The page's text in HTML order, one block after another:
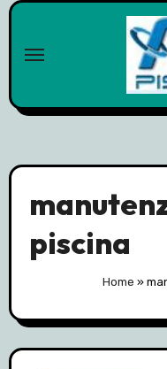
Skip
content
piscina
Home »